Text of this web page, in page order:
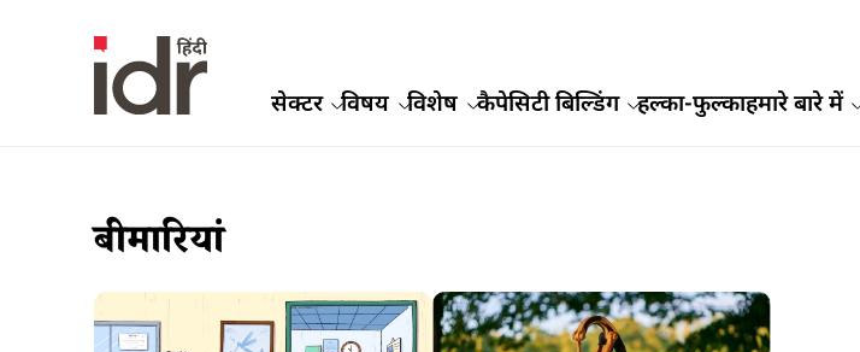
सेक्टर विषय विशेष कैपेसिटी बिल्डिंग हल्का-फुल्काहमारे बारे में
बीमारियां